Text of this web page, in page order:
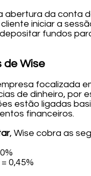
abertura da conta
iniciar a
fundos
de Wise
focalizada
de dinheiro, por
estão ligadas
financeiros.
, Wise cobra as
0,45%